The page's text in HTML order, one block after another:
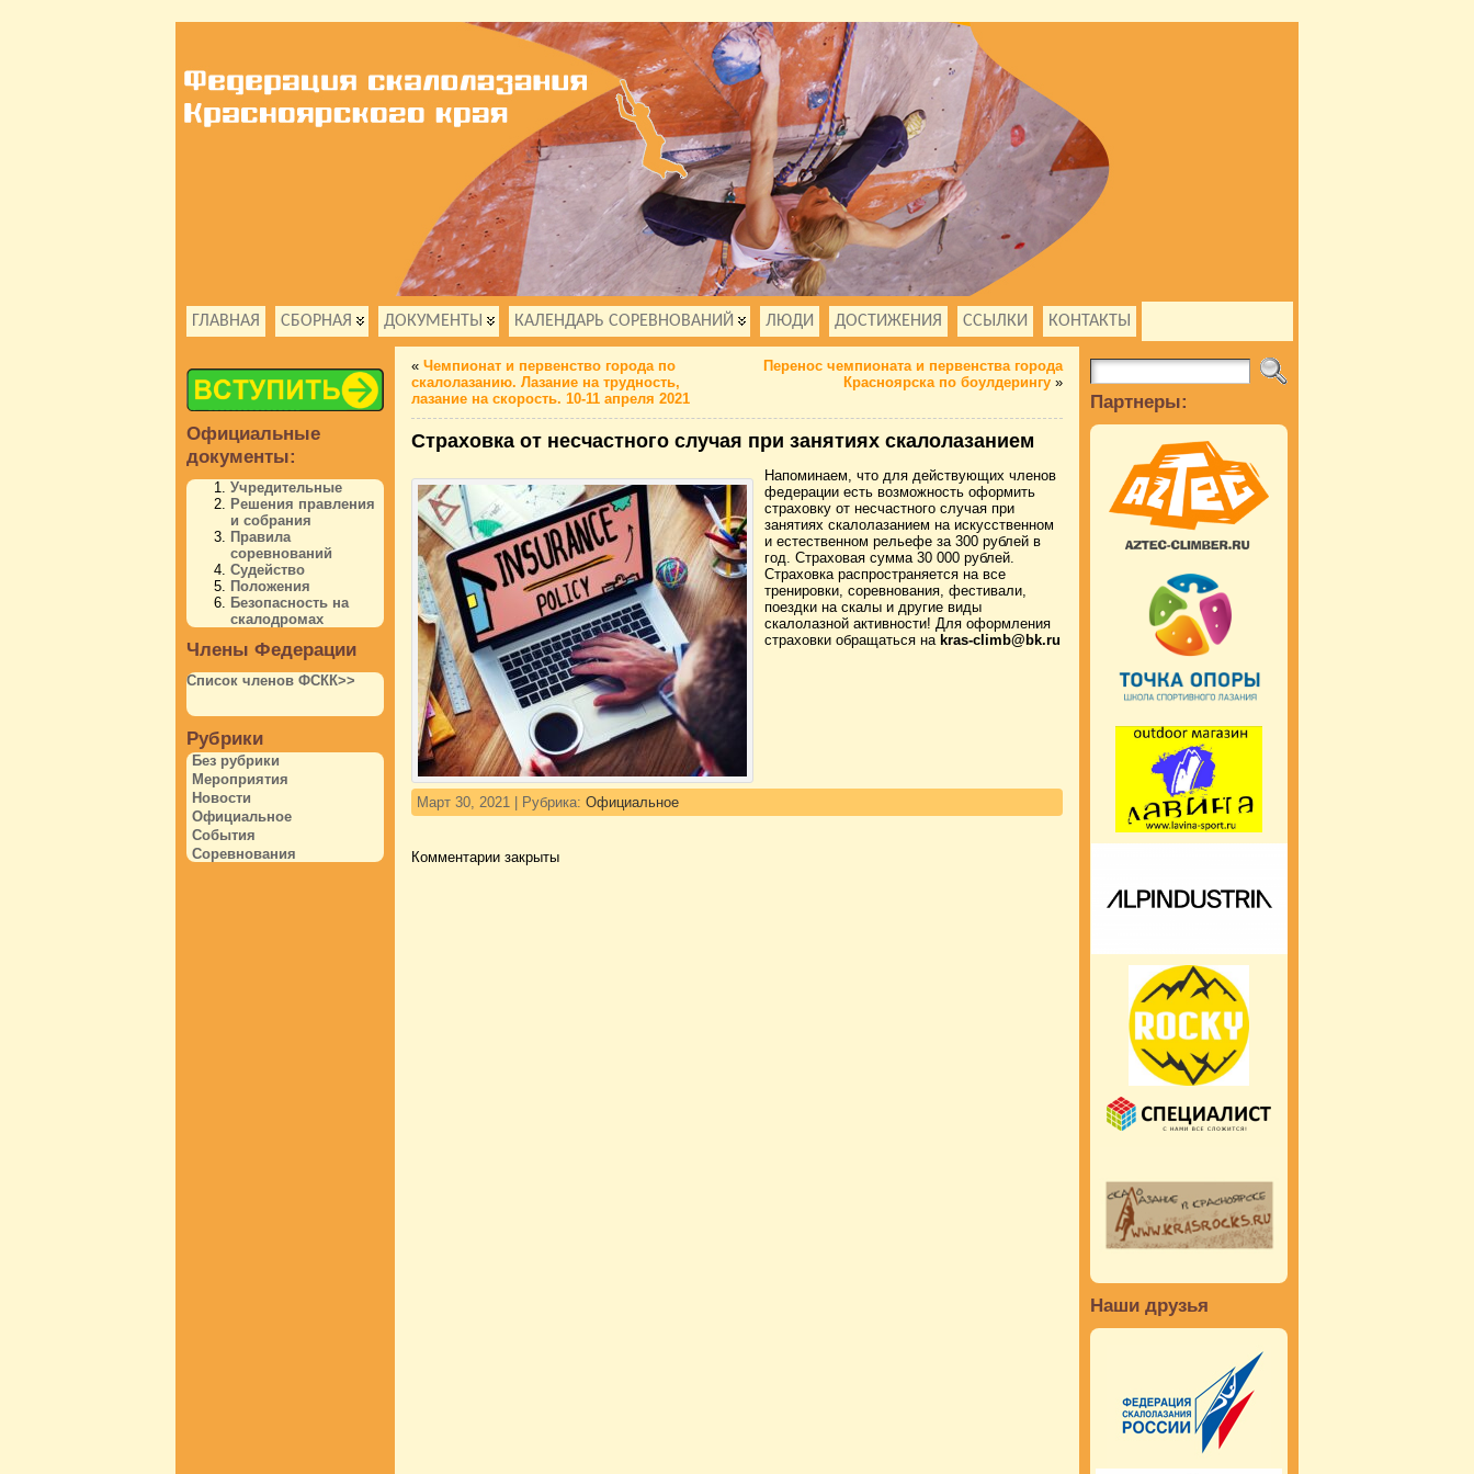
ГЛАВНАЯ СБОРНАЯ ДОКУМЕНТЫ КАЛЕНДАРЬ СОРЕВНОВАНИЙ ЛЮДИ ДОСТИЖЕНИЯ ССЫЛКИ КОНТАКТЫ
Официальные
документы:
Учредительные
Решения правления
и собрания
Правила
соревнований
Судейство
Положения
Безопасность на
скалодромах
Члены Федерации
Список членов ФСКК>>
Рубрики
Без рубрики
Мероприятия
Новости
Официальное
События
Соревнования
« Чемпионат и первенство города по
скалолазанию. Лазание на трудность,
лазание на скорость. 10-11 апреля 2021
Перенос чемпионата и первенства города
Красноярска по боулдерингу »
Страховка от несчастного случая при занятиях скалолазанием
Напоминаем, что для действующих членов
федерации есть возможность оформить
страховку от несчастного случая при
занятиях скалолазанием на искусственном
и естественном рельефе за 300 рублей в
год. Страховая сумма 30 000 рублей.
Страховка распространяется на все
тренировки, соревнования, фестивали,
поездки на скалы и другие виды
скалолазной активности! Для оформления
страховки обращаться на kras-climb@bk.ru
Март 30, 2021 | Рубрика: Официальное
Комментарии закрыты
Партнеры:
Наши друзья